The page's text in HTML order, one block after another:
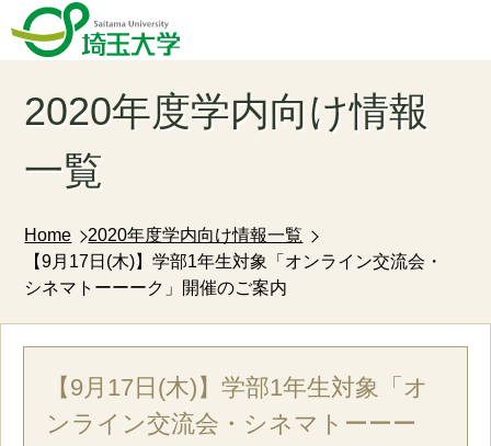
2020年度学内向け情報
一覧
Home
2020年度学内向け情報一覧
【9月17日(木)】学部1年生対象「オンライン交流会・
シネマトーーーク」開催のご案内
【9月17日(木)】学部1年生対象「オ
ンライン交流会・シネマトーーー